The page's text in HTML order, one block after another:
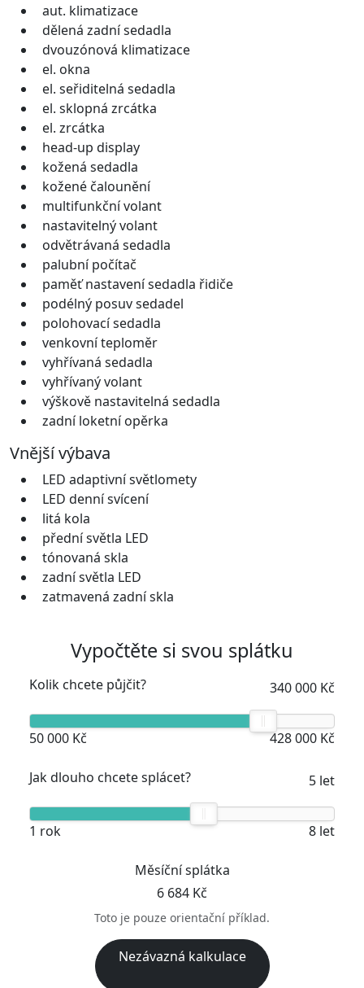
aut. klimatizace
dělená zadní sedadla
dvouzónová klimatizace
el. okna
el. seřiditelná sedadla
el. sklopná zrcátka
el. zrcátka
head-up display
kožená sedadla
kožené čalounění
multifunkční volant
nastavitelný volant
odvětrávaná sedadla
palubní počítač
paměť nastavení sedadla řidiče
podélný posuv sedadel
polohovací sedadla
venkovní teploměr
vyhřívaná sedadla
vyhřívaný volant
výškově nastavitelná sedadla
zadní loketní opěrka
Vnější výbava
LED adaptivní světlomety
LED denní svícení
litá kola
přední světla LED
tónovaná skla
zadní světla LED
zatmavená zadní skla
Vypočtěte si svou splátku
Kolik chcete půjčit? 340 000 Kč
50 000 Kč 428 000 Kč
Jak dlouho chcete splácet? 5 let
1 rok 8 let
Měsíční splátka
6 684 Kč
Toto je pouze orientační příklad.
Nezávazná kalkulace